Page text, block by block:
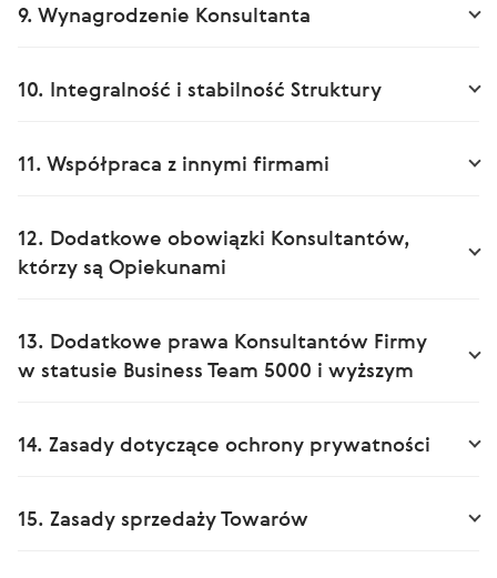
9. Wynagrodzenie Konsultanta
10. Integralność i stabilność Struktury
11. Współpraca z innymi firmami
12. Dodatkowe obowiązki Konsultantów,
którzy są Opiekunami
13. Dodatkowe prawa Konsultantów Firmy
w statusie Business Team 5000 i wyższym
14. Zasady dotyczące ochrony prywatności
15. Zasady sprzedaży Towarów